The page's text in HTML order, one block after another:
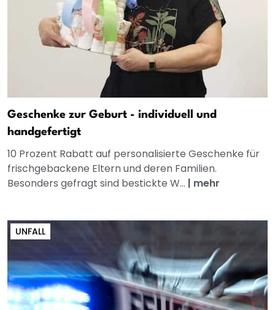
Geschenke zur Geburt - individuell und
handgefertigt
10 Prozent Rabatt auf personalisierte Geschenke für
frischgebackene Eltern und deren Familien.
Besonders gefragt sind bestickte W... | mehr
UNFALL